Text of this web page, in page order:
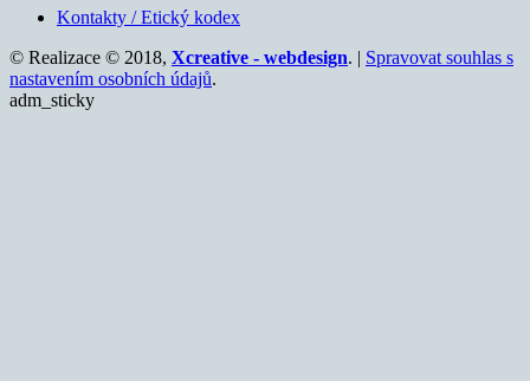
Kontakty / Etický kodex
© Realizace © 2018, Xcreative - webdesign. | Spravovat souhlas s
nastavením osobních údajů.
adm_sticky